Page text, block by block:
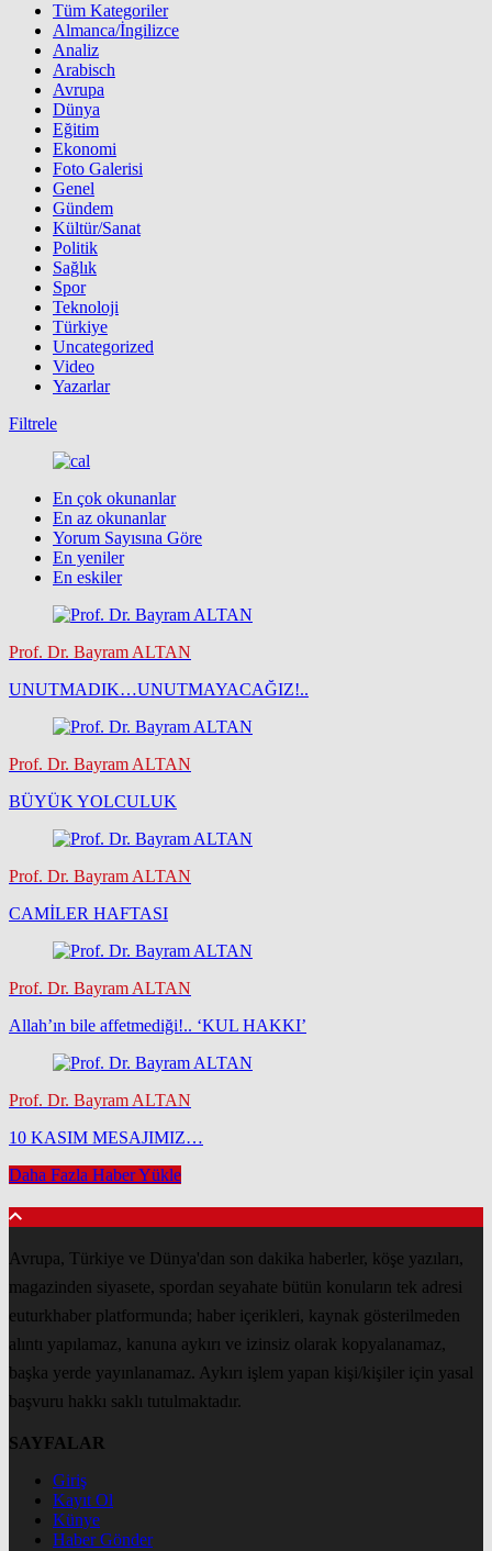
Tüm Kategoriler
Almanca/İngilizce
Analiz
Arabisch
Avrupa
Dünya
Eğitim
Ekonomi
Foto Galerisi
Genel
Gündem
Kültür/Sanat
Politik
Sağlık
Spor
Teknoloji
Türkiye
Uncategorized
Video
Yazarlar
Filtrele
En çok okunanlar
En az okunanlar
Yorum Sayısına Göre
En yeniler
En eskiler
Prof. Dr. Bayram ALTAN
UNUTMADIK…UNUTMAYACAĞIZ!..
Prof. Dr. Bayram ALTAN
BÜYÜK YOLCULUK
Prof. Dr. Bayram ALTAN
CAMİLER HAFTASI
Prof. Dr. Bayram ALTAN
Allah’ın bile affetmediği!.. ‘KUL HAKKI’
Prof. Dr. Bayram ALTAN
10 KASIM MESAJIMIZ…
Daha Fazla Haber Yükle
Avrupa, Türkiye ve Dünya'dan son dakika haberler, köşe yazıları,
magazinden siyasete, spordan seyahate bütün konuların tek adresi
euturkhaber platformunda; haber içerikleri, kaynak gösterilmeden
alıntı yapılamaz, kanuna aykırı ve izinsiz olarak kopyalanamaz,
başka yerde yayınlanamaz. Aykırı işlem yapan kişi/kişiler için yasal
başvuru hakkı saklı tutulmaktadır.
SAYFALAR
Giriş
Kayıt Ol
Künye
Haber Gönder